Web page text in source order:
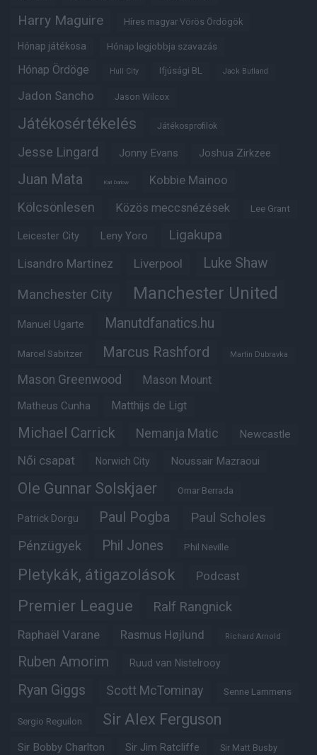
Harry Maguire Híres magyar Vörös Ördögök
Hónap játékosa Hónap legjobbja szavazás
Hónap Ördöge Hull City Ifjúsági BL Jack Butland
Jadon Sancho Jason Wilcox
Játékosértékelés Játékosprofilok
Jesse Lingard Jonny Evans Joshua Zirkzee
Juan Mata Karl Darlow Kobbie Mainoo
Kölcsönlesen Közös meccsnézések Lee Grant
Leicester City Leny Yoro Ligakupa
Lisandro Martinez Liverpool Luke Shaw
Manchester City Manchester United
Manuel Ugarte Manutdfanatics.hu
Marcel Sabitzer Marcus Rashford Martin Dubravka
Mason Greenwood Mason Mount
Matheus Cunha Matthijs de Ligt
Michael Carrick Nemanja Matic Newcastle
Női csapat Norwich City Noussair Mazraoui
Ole Gunnar Solskjaer Omar Berrada
Patrick Dorgu Paul Pogba Paul Scholes
Pénzügyek Phil Jones Phil Neville
Pletykák, átigazolások Podcast
Premier League Ralf Rangnick
Raphaël Varane Rasmus Højlund Richard Arnold
Ruben Amorim Ruud van Nistelrooy
Ryan Giggs Scott McTominay Senne Lammens
Sergio Reguilon Sir Alex Ferguson
Sir Bobby Charlton Sir Jim Ratcliffe Sir Matt Busby